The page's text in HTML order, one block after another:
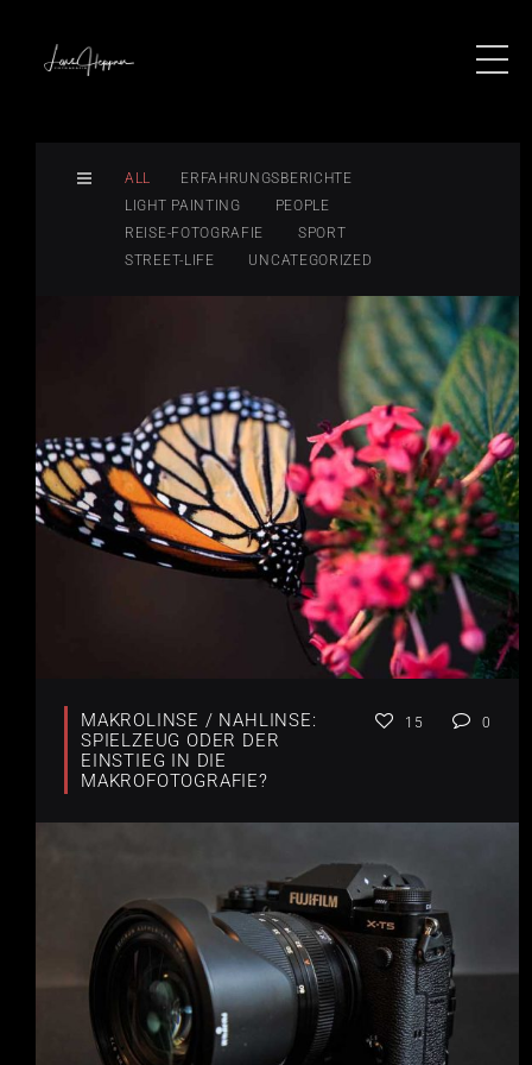
ALL
ERFAHRUNGSBERICHTE
LIGHT PAINTING
PEOPLE
REISE-FOTOGRAFIE
SPORT
STREET-LIFE
UNCATEGORIZED
MAKROLINSE / NAHLINSE:
SPIELZEUG ODER DER
EINSTIEG IN DIE
MAKROFOTOGRAFIE?
15 0